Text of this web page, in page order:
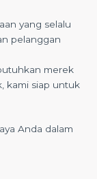
yang selalu
pelanggan
merek
kami siap untuk
Anda dalam